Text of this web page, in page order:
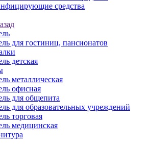
средства
для гостиниц, пансионатов
детская
металлическая
офисная
для общепита
для образовательных учреждений
торговая
медицинская